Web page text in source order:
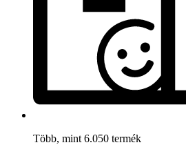
Több, mint 6.050 termék